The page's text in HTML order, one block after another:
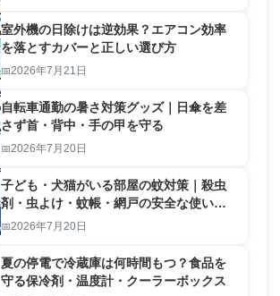
室外機の日除けは逆効果？エアコン効率
を落とすカバーと正しい選び方
2026年7月21日
自転車通勤の暑さ対策グッズ｜日傘を差
さず首・背中・手の甲を守る
2026年7月20日
子ども・犬猫がいる部屋の蚊対策｜殺虫
剤・虫よけ・蚊帳・網戸の安全な使い分
け2026年7月20日
夏の停電で冷蔵庫は何時間もつ？食品を
守る保冷剤・温度計・クーラーボックス